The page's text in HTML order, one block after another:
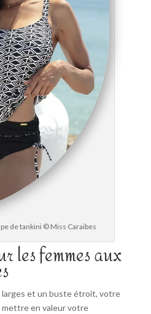
de tankini © Miss Caraibes
les femmes aux
larges et un buste étroit, votre
en valeur votre